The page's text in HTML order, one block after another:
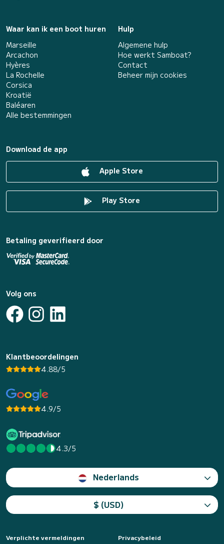
Waar kan ik een boot huren
Marseille
Arcachon
Hyères
La Rochelle
Corsica
Kroatië
Baléaren
Alle bestemmingen
Hulp
Algemene hulp
Hoe werkt Samboat?
Contact
Beheer mijn cookies
Download de app
Apple Store
Play Store
Betaling geverifieerd door
Volg ons
Klantbeoordelingen
4.88/5
4.9/5
4.3/5
Nederlands
$ (USD)
Verplichte vermeldingen
Privacybeleid